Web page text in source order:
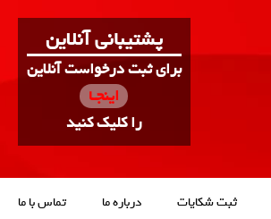
پشتیبانی آنلاین
برای ثبت درخواست آنلاین
اینجـا
را کلیک کنید
ثبت شکایات درباره ما تماس با ما